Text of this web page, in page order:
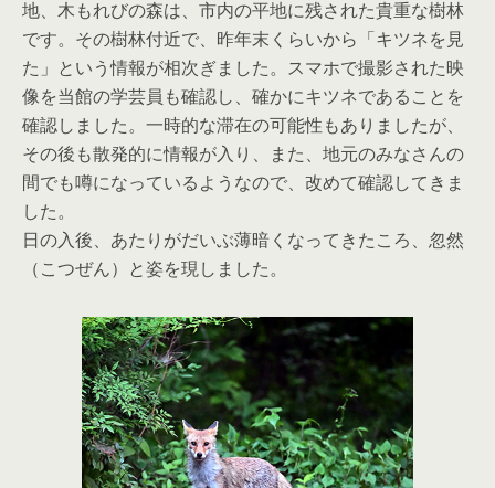
地、木もれびの森は、市内の平地に残された貴重な樹林
です。その樹林付近で、昨年末くらいから「キツネを見
た」という情報が相次ぎました。スマホで撮影された映
像を当館の学芸員も確認し、確かにキツネであることを
確認しました。一時的な滞在の可能性もありましたが、
その後も散発的に情報が入り、また、地元のみなさんの
間でも噂になっているようなので、改めて確認してきま
した。
日の入後、あたりがだいぶ薄暗くなってきたころ、忽然
（こつぜん）と姿を現しました。